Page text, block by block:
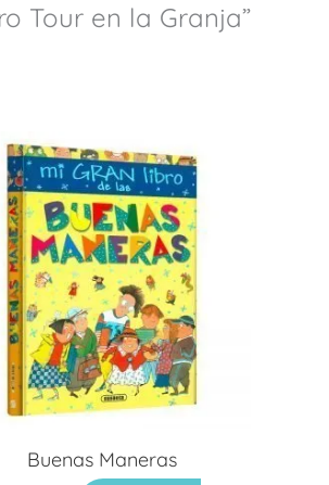
Tour en la Granja”
Buenas Maneras